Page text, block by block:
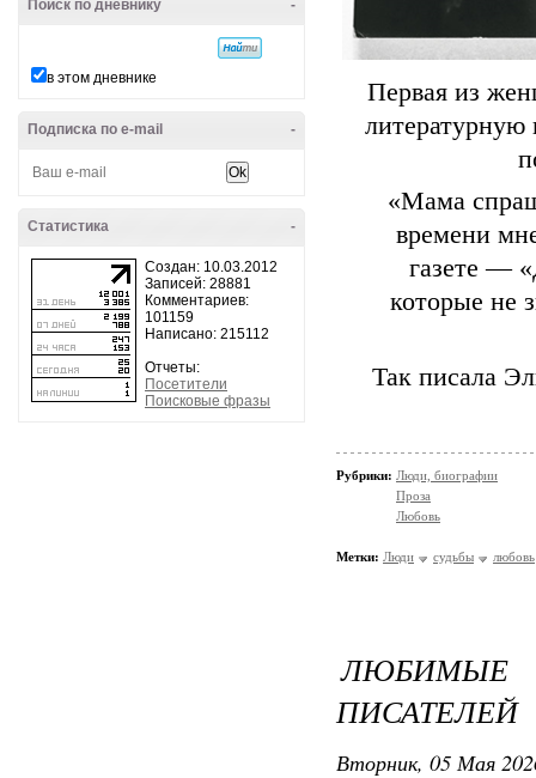
-
Поиск по дневнику
в этом дневнике
-
Подписка по e-mail
-
Статистика
Создан: 10.03.2012
Записей: 28881
Комментариев:
101159
Написано: 215112
Отчеты:
Посетители
Поисковые фразы
Первая из
литературную
«Мама
времени
газете —
которые не
Так писала
Рубрики: Люди, биографии
Проза
Любовь
Метки: Люди судьбы любовь
ПИСАТЕЛЕЙ
Вторник, 05 Мая